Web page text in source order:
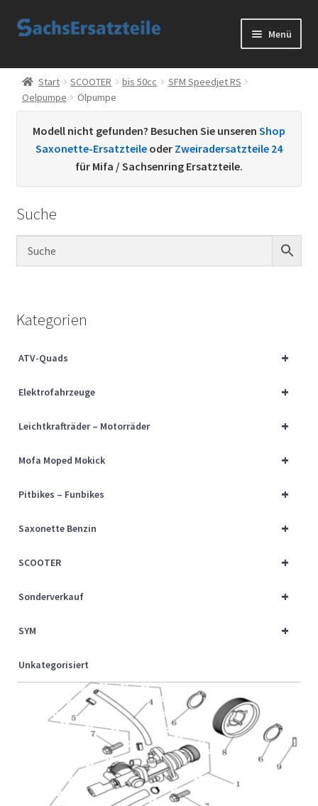
Zur
Zum
Menü
Start
AGB
Datenschutzerklärung
Kontakt
Sachs Ersatzteile
Über uns
Start SCOOTER bis 50cc
SFM Speedjet RS
Oelpumpe
Ölpumpe
Modell nicht gefunden? Besuchen Sie unseren Shop
Saxonette-Ersatzteile oder Zweiradersatzteile 24
für Mifa / Sachsenring Ersatzteile.
Suche
Kategorien
+
ATV-Quads
+
Elektrofahrzeuge
+
Leichtkrafträder – Motorräder
+
Mofa Moped Mokick
+
Pitbikes – Funbikes
+
Saxonette Benzin
+
SCOOTER
+
Sonderverkauf
+
SYM
Unkategorisiert